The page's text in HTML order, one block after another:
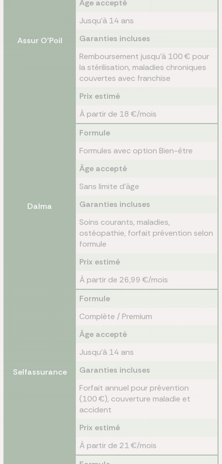
Assur O’Poil
Âge accepté
Jusqu'à 14 ans
Garanties incluses
Remboursement jusqu'à 100 € pour
la stérilisation, maladies chroniques
couvertes avec franchise
Prix estimé
À partir de 18 €/mois
Dalma
Formule
Formules avec option Bien-être
Âge accepté
Sans limite d’âge
Garanties incluses
Soins courants, maladies,
ostéopathie, forfait prévention selon
formule
Prix estimé
À partir de 26,99 €/mois
Selfassurance
Formule
Complète / Premium
Âge accepté
Jusqu’à 14 ans
Garanties incluses
Forfait annuel pour prévention
(100 €), couverture maladie et
accident
Prix estimé
À partir de 21 €/mois